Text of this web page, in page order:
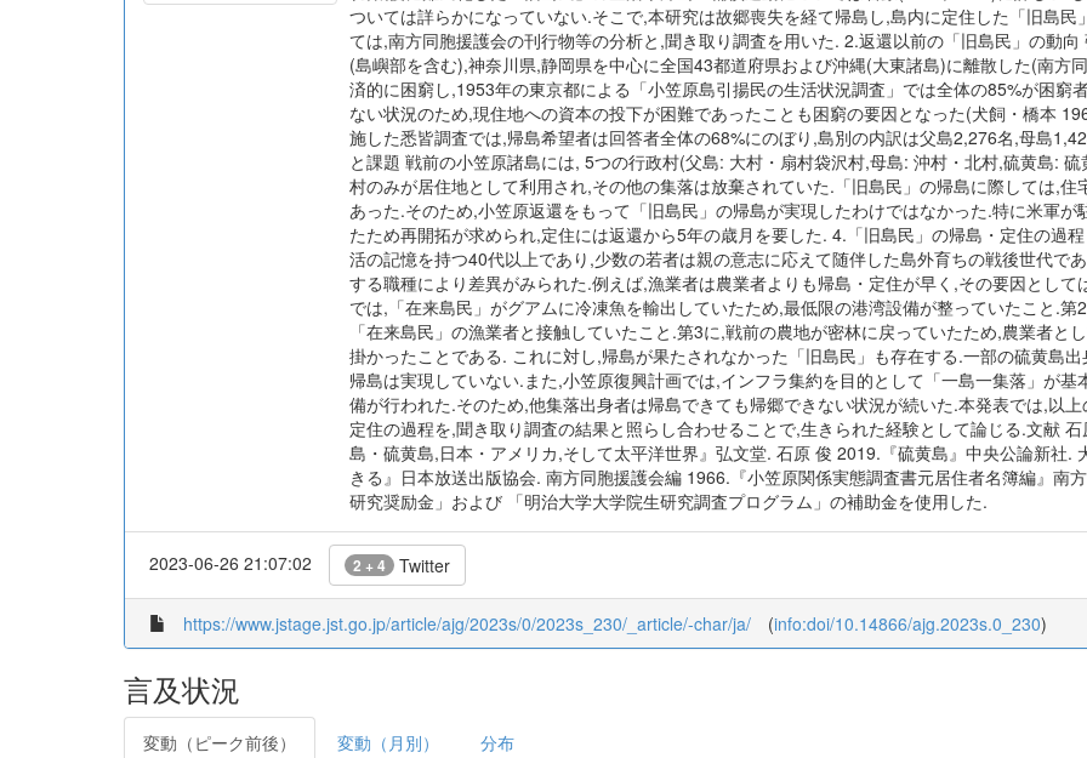
ついては詳らかになっていない.そこで,本研究は故郷喪失を経て帰島し,島内に定住した「旧島
ては,南方同胞援護会の刊行物等の分析と,聞き取り調査を用いた. 2.返還以前の「旧島民」の動
(島嶼部を含む),神奈川県,静岡県を中心に全国43都道府県および沖縄(大東諸島)に離散した(南方
済的に困窮し,1953年の東京都による「小笠原島引揚民の生活状況調査」では全体の85%が困窮
ない状況のため,現住地への資本の投下が困難であったことも困窮の要因となった(犬飼・橋本
施した悉皆調査では,帰島希望者は回答者全体の68%にのぼり,島別の内訳は父島2,276名,母島
と課題 戦前の小笠原諸島には, 5つの行政村(父島: 大村・扇村袋沢村,母島: 沖村・北村,硫黄島:
村のみが居住地として利用され,その他の集落は放棄されていた.「旧島民」の帰島に際しては,
あった.そのため,小笠原返還をもって「旧島民」の帰島が実現したわけではなかった.特に米軍
たため再開拓が求められ,定住には返還から5年の歳月を要した. 4.「旧島民」の帰島・定住の過
活の記憶を持つ40代以上であり,少数の若者は親の意志に応えて随伴した島外育ちの戦後世代で
する職種により差異がみられた.例えば,漁業者は農業者よりも帰島・定住が早く,その要因とし
では,「在来島民」がグアムに冷凍魚を輸出していたため,最低限の港湾設備が整っていたこと.
「在来島民」の漁業者と接触していたこと.第3に,戦前の農地が密林に戻っていたため,農業者
掛かったことである. これに対し,帰島が果たされなかった「旧島民」も存在する.一部の硫黄島
帰島は実現していない.また,小笠原復興計画では,インフラ集約を目的として「一島一集落」が
備が行われた.そのため,他集落出身者は帰島できても帰郷できない状況が続いた.本発表では,以
定住の過程を,聞き取り調査の結果と照らし合わせることで,生きられた経験として論じる.文献
島・硫黄島,日本・アメリカ,そして太平洋世界』弘文堂. 石原 俊 2019.『硫黄島』中央公論新
きる』日本放送出版協会. 南方同胞援護会編 1966.『小笠原関係実態調査書元居住者名簿編』南
研究奨励金」および 「明治大学大学院生研究調査プログラム」の補助金を使用した.
2023-06-26 21:07:02 2 + 4 Twitter
https://www.jstage.jst.go.jp/article/ajg/2023s/0/2023s_230/_article/-char/ja/ (info:doi/10.14866/ajg.2023s.0_230)
言及状況
変動（ピーク前後） 変動（月別） 分布